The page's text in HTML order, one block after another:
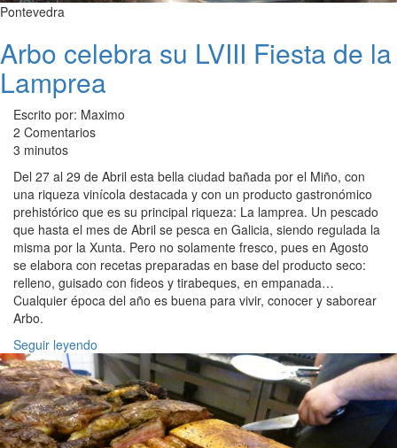
Pontevedra
Arbo celebra su LVIII Fiesta de la
Lamprea
Escrito por: Maximo
2 Comentarios
3 minutos
Del 27 al 29 de Abril esta bella ciudad bañada por el Miño, con
una riqueza vinícola destacada y con un producto gastronómico
prehistórico que es su principal riqueza: La lamprea. Un pescado
que hasta el mes de Abril se pesca en Galicia, siendo regulada la
misma por la Xunta. Pero no solamente fresco, pues en Agosto
se elabora con recetas preparadas en base del producto seco:
relleno, guisado con fideos y tirabeques, en empanada…
Cualquier época del año es buena para vivir, conocer y saborear
Arbo.
Seguir leyendo